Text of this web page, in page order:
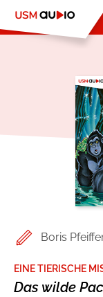
Belletristik
Jugend
Romance
Abenteuer
Sprecher
Jobs
Boris
EINE TIERISCHE
Das wilde